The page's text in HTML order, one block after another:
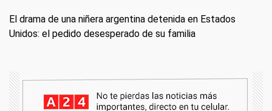
El drama de una niñera argentina detenida en Estados
Unidos: el pedido desesperado de su familia